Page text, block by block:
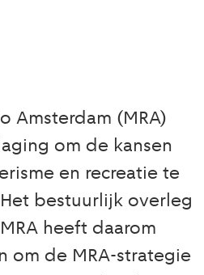
Amsterdam (MRA)
om de kansen
en recreatie te
bestuurlijk overleg
heeft daarom
om de MRA-strategie